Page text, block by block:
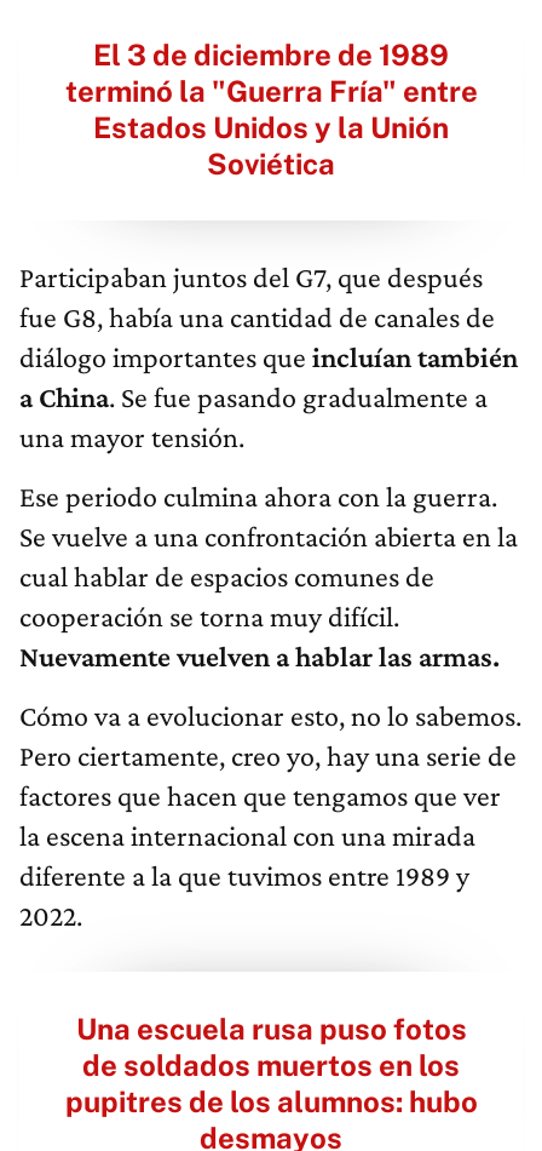
El 3 de diciembre de 1989
terminó la "Guerra Fría" entre
Estados Unidos y la Unión
Soviética
Participaban juntos del G7, que después
fue G8, había una cantidad de canales de
diálogo importantes que incluían también
a China. Se fue pasando gradualmente a
una mayor tensión.
Ese periodo culmina ahora con la guerra.
Se vuelve a una confrontación abierta en la
cual hablar de espacios comunes de
cooperación se torna muy difícil.
Nuevamente vuelven a hablar las armas.
Cómo va a evolucionar esto, no lo sabemos.
Pero ciertamente, creo yo, hay una serie de
factores que hacen que tengamos que ver
la escena internacional con una mirada
diferente a la que tuvimos entre 1989 y
2022.
Una escuela rusa puso fotos
de soldados muertos en los
pupitres de los alumnos: hubo
desmayos